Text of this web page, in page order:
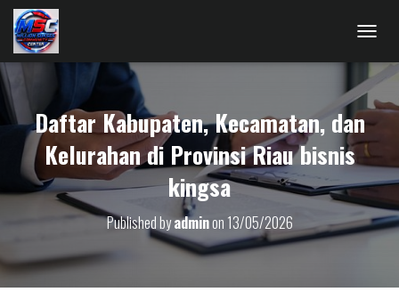
O
G
G
L
E
N
A
V
I
A
Daftar Kabupaten, Kecamatan, dan
Kelurahan di Provinsi Riau bisnis
kingsa
Published byadminon 13/05/2026